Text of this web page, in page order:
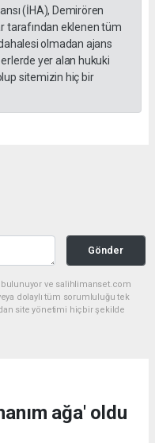
(İHA), Demirören
tarafından eklenen tüm
olmadan ajans
yer alan hukuki
sitemizin hiç bir
Gönder
bulunuyor ve salihlimanset.com
dolaylı tüm sorumluluğu tek
site yönetimi hiçbir şekilde
ağa' oldu